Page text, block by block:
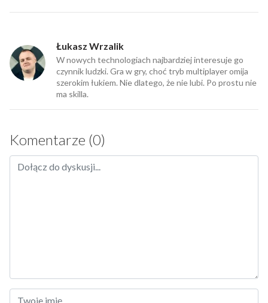
Łukasz Wrzalik
W nowych technologiach najbardziej interesuje go
czynnik ludzki. Gra w gry, choć tryb multiplayer omija
szerokim łukiem. Nie dlatego, że nie lubi. Po prostu nie
ma skilla.
Komentarze (0)